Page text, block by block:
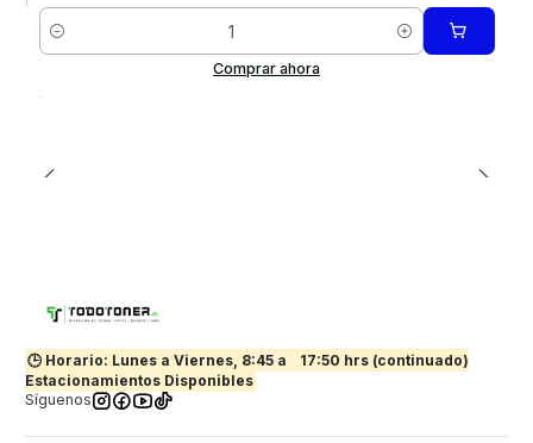
Cantidad
Comprar ahora
🕒 Horario: Lunes a Viernes, 8:45 a
17:50 hrs (continuado)
Estacionamientos Disponibles
Síguenos